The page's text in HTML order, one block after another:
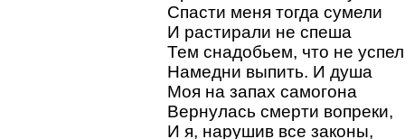
Спасти меня тогда сумели
И растирали не спеша
Тем снадобьем, что не
Намедни выпить. И душа
Моя на запах самогона
Вернулась смерти вопреки,
И я, нарушив все законы,